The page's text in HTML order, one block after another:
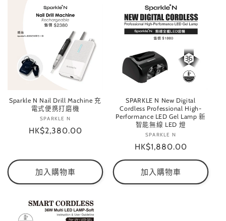
Sparkle N Nail Drill Machine 充
電式便携打磨機
廠
商：
SPARKLE N
定
HK$2,380.00
加入購物車
SPARKLE N New Digital
Cordless Professional High-
Performance LED Gel Lamp 新
智能無線 LED 燈
廠
商：
SPARKLE N
定
價
HK$1,880.00
加入購物車